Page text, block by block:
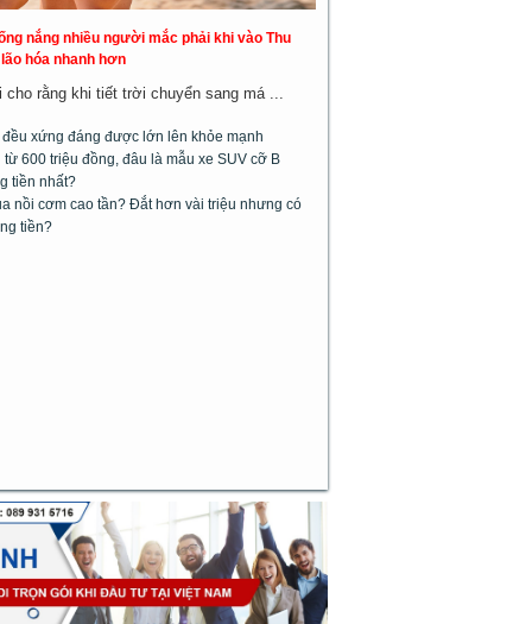
nắng nhiều người mắc phải khi vào Thu
hóa nhanh hơn
rằng khi tiết trời chuyển sang má ...
đều xứng đáng được lớn lên khỏe mạnh
từ 600 triệu đồng, đâu là mẫu xe SUV cỡ B
tiền nhất?
nồi cơm cao tần? Đắt hơn vài triệu nhưng có
tiền?